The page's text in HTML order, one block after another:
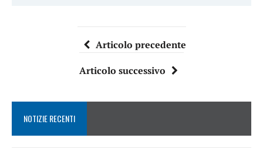
Articolo precedente
Articolo successivo
NOTIZIE RECENTI